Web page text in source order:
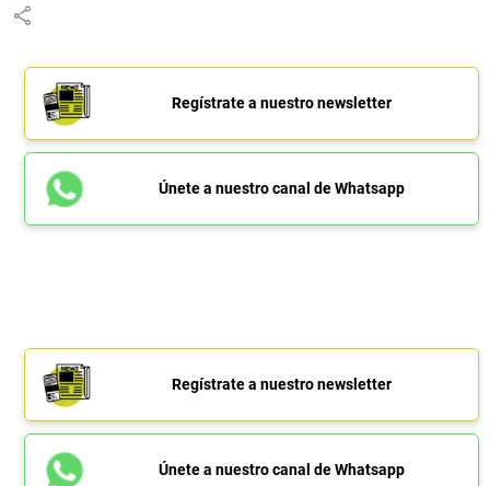
share
Regístrate a nuestro newsletter
Únete a nuestro canal de Whatsapp
Regístrate a nuestro newsletter
Únete a nuestro canal de Whatsapp